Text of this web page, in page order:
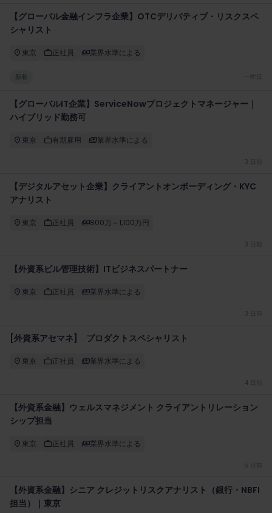
【グローバル金融インフラ企業】OTCデリバティブ・リスクスペ
シャリスト
東京 正社員 業界水準による
新着
【グローバルIT企業】ServiceNowプロジェクトマネージャー｜
ハイブリッド勤務可
東京 有期雇用 業界水準による
3 日前
【デジタルアセット企業】クライアントオンボーディング・KYC
アナリスト
東京 正社員 800万～1,100万円
3 日前
【外資系ビル管理技術】ITビジネスパートナー
東京 正社員 業界水準による
3 日前
[外資系アセマネ] プロダクトスペシャリスト
東京 正社員 業界水準による
4 日前
【外資系金融】ウェルスマネジメント クライアントリレーション
シップ担当
東京 正社員 業界水準による
5 日前
【外資系金融】シニア クレジットリスクアナリスト（銀行・NBFI
担当）｜東京